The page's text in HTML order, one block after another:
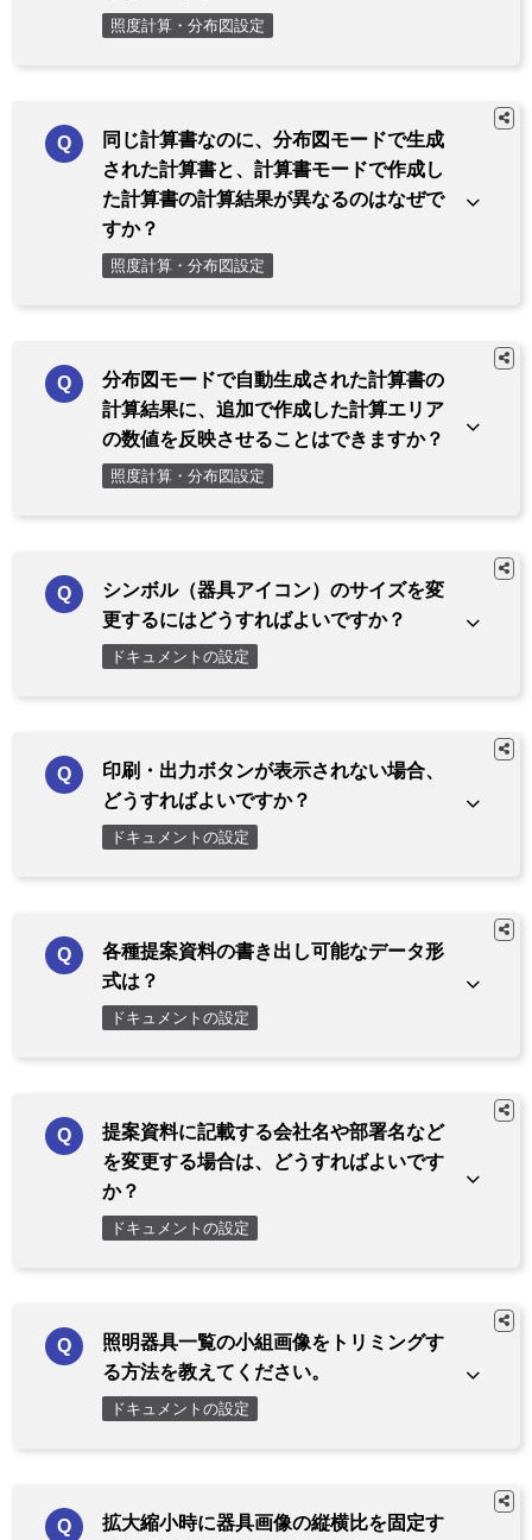
照度計算・分布図設定
同じ計算書なのに、分布図モードで生成
された計算書と、計算書モードで作成し
た計算書の計算結果が異なるのはなぜで
すか？
照度計算・分布図設定
分布図モードで自動生成された計算書の
計算結果に、追加で作成した計算エリア
の数値を反映させることはできますか？
照度計算・分布図設定
シンボル（器具アイコン）のサイズを変
更するにはどうすればよいですか？
ドキュメントの設定
印刷・出力ボタンが表示されない場合、
どうすればよいですか？
ドキュメントの設定
各種提案資料の書き出し可能なデータ形
式は？
ドキュメントの設定
提案資料に記載する会社名や部署名など
を変更する場合は、どうすればよいです
か？
ドキュメントの設定
照明器具一覧の小組画像をトリミングす
る方法を教えてください。
ドキュメントの設定
拡大縮小時に器具画像の縦横比を固定す